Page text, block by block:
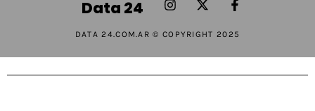
Data 24
DATA 24.COM.AR © COPYRIGHT 2025